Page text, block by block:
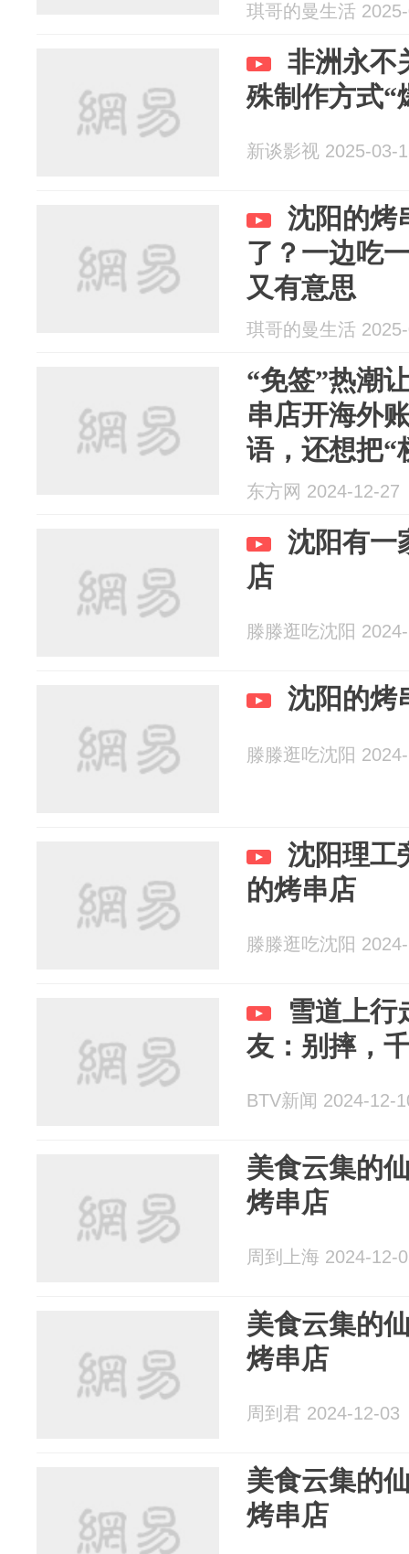
琪哥的曼生活
非洲永不
殊制作方式“
新谈影视 2025-03-
沈阳的烤
了？一边吃
又有意思
琪哥的曼生活
“免签”热潮
串店开海外
语，还想把“
场！
东方网 2024-12-27
沈阳有一
店
滕滕逛吃沈阳
沈阳的烤
滕滕逛吃沈阳
沈阳理工
的烤串店
滕滕逛吃沈阳
雪道上行
友：别摔，
BTV新闻 2024-12-
美食云集的
烤串店
周到上海 2024-12-
美食云集的
烤串店
周到君 2024-12-03
美食云集的
烤串店